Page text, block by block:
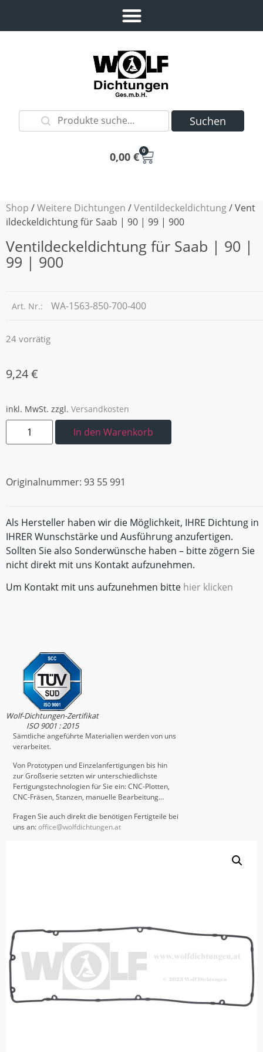
Suchen
0,00 € 0
Shop /Weitere Dichtungen /Ventildeckeldichtung/ Vent
ildeckeldichtung für Saab | 90 | 99 | 900
Ventildeckeldichtung für Saab | 90 |
99 | 900
Art. Nr.: WA-1563-850-700-400
24 vorrätig
9,24€
inkl. MwSt. zzgl. Versandkosten
In den Warenkorb
Originalnummer: 93 55 991
Als Hersteller haben wir die Möglichkeit, IHRE Dichtung in
IHRER Wunschstärke und Ausführung anzufertigen.
Sollten Sie also Sonderwünsche haben – bitte zögern Sie
nicht direkt mit uns Kontakt aufzunehmen.
Um Kontakt mit uns aufzunehmen bitte hier klicken
Wolf-Dichtungen-Zertifikat
ISO 9001 : 2015
Sämtliche angeführte Materialien werden von uns
verarbeitet.
Von Prototypen und Einzelanfertigungen bis hin
zur Großserie setzten wir unterschiedlichste
Fertigungstechnologien für Sie ein: CNC-Plotten,
CNC-Fräsen, Stanzen, manuelle Bearbeitung…
Fragen Sie auch direkt die benötigen Fertigteile bei
uns an:office@wolfdichtungen.at